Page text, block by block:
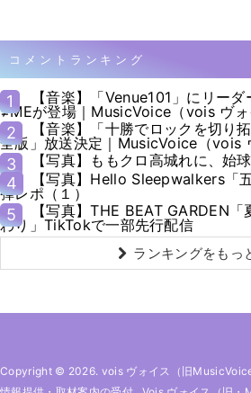
コメントランキング
1
【音楽】「Venue101」にリー
≠MEが登場｜MusicVoice（vois ヴォ
2
【音楽】「十勝でロックを切り
全版」放送決定｜MusicVoice（vois
3
【写真】ももクロ高城れに、始
4
【写真】Hello Sleepwalkers「
弾レポ（１）
5
【写真】THE BEAT GARDEN
わり」TikTokで一部先行配信
ランキングをもっ
Copyright © 2026. vois ヴォイス（旧